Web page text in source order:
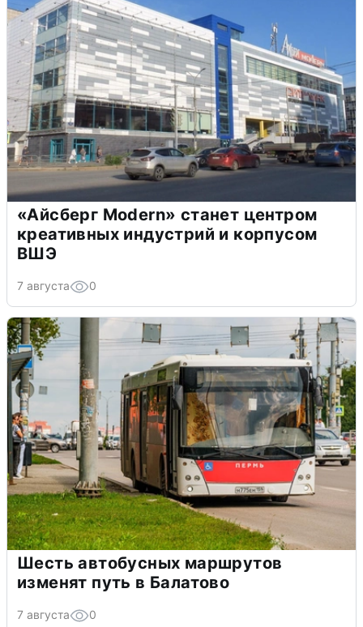
«Айсберг Modern» станет центром
креативных индустрий и корпусом
ВШЭ
7 августа 0
Шесть автобусных маршрутов
изменят путь в Балатово
7 августа 0